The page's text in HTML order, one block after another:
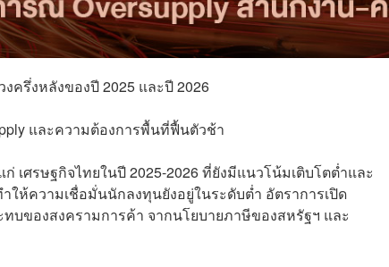
รึ่งหลังของปี 2025 และปี 2026
และความต้องการพื้นที่ฟื้นตัวช้า
ศรษฐกิจไทยในปี 2025-2026 ที่ยังมีแนวโน้มเติบโตต่ำและ
ให้ความเชื่อมั่นนักลงทุนยังอยู่ในระดับต่ำ อัตราการเปิด
บของสงครามการค้า จากนโยบายภาษีของสหรัฐฯ และ